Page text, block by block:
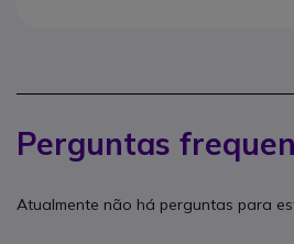
Perguntas
Atualmente não há perguntas para